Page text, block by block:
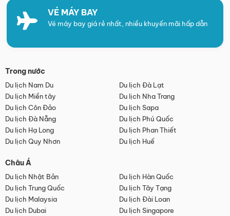
VÉ MÁY BAY
Vé máy bay giá rẻ nhất, nhiều khuyến mãi hấp dẫn
Trong nước
Du lịch Nam Du
Du lịch Đà Lạt
Du lịch Miền tây
Du lịch Nha Trang
Du lịch Côn Đảo
Du lịch Sapa
Du lịch Đà Nẵng
Du lịch Phú Quốc
Du lịch Hạ Long
Du lịch Phan Thiết
Du lịch Quy Nhơn
Du lịch Huế
Châu Á
Du lịch Nhật Bản
Du lịch Hàn Quốc
Du lịch Trung Quốc
Du lịch Tây Tạng
Du lịch Malaysia
Du lịch Đài Loan
Du lịch Dubai
Du lịch Singapore